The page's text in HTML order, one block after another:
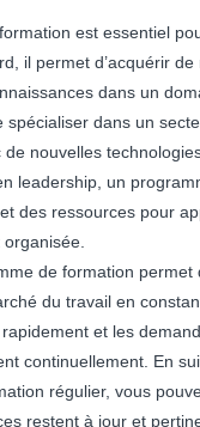
est essentiel
il permet d’acquérir
dans un
spécialiser dans un
nouvelles
leadership, un
des ressources pour
de formation permet
du travail en
et les
continuellement. En
régulier, vous
restent à jour et